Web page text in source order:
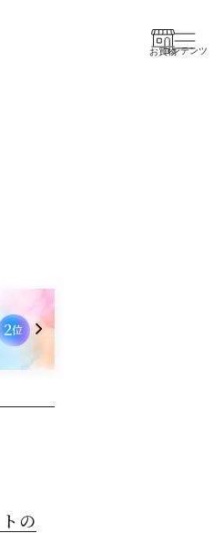
お買物コンテンツ
2
3位
の